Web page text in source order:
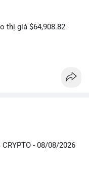
thị giá $64,908.82
hiện trong khung giờ
tái phân bổ tài sản
để tích lũy dài hạn,
tiếp theo, áp lực
- 08/08/2026